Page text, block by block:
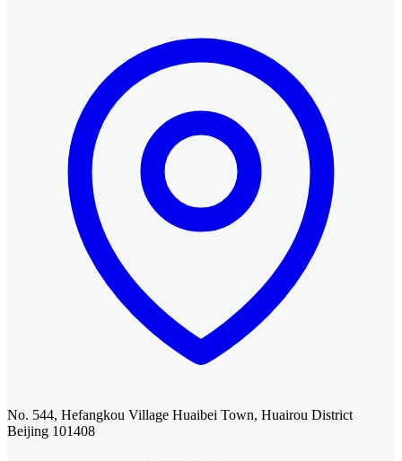
No. 544, Hefangkou Village Huaibei Town, Huairou District
Beijing 101408